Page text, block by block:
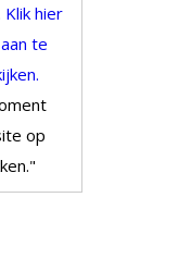
Klik hier
te
op